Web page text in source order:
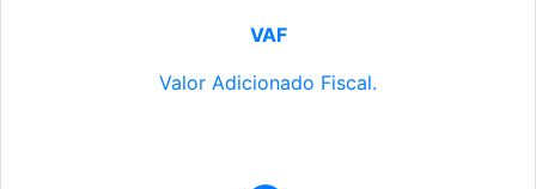
VAF
Valor Adicionado Fiscal.